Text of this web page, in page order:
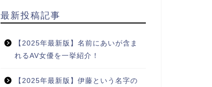
最新投稿記事
【2025年最新版】名前にあいが含ま
れるAV女優を一挙紹介！
【2025年最新版】伊藤という名字の